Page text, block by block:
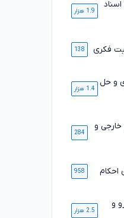
1.9 هزار
فکری 138
و حل
1.4 هزار
خارجی و
284
احکام 958
و
2.5 هزار